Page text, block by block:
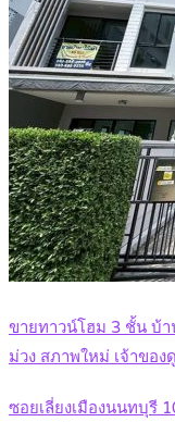
ขายทาวน์โฮม 3 ชั้น บ้า
ม่วง สภาพใหม่ เจ้าขอ
ซอยเลี่ยงเมืองนนทบุรี